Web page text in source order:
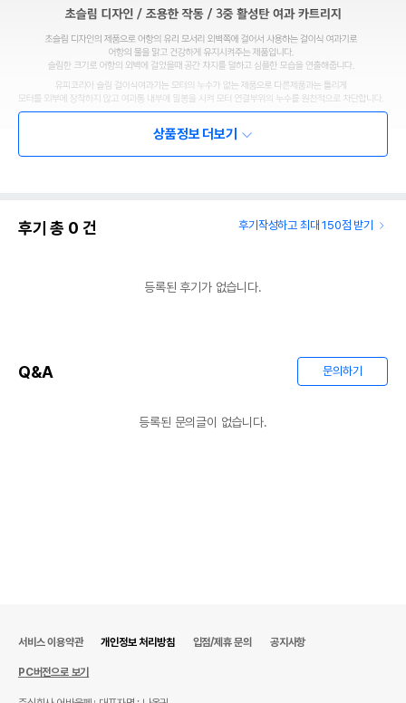
상품정보 더보기
후기 총 0 건 후기작성하고 최대 150점 받기
등록된 후기가 없습니다.
Q&A 문의하기
등록된 문의글이 없습니다.
서비스 이용약관 개인정보 처리방침 입점/제휴 문의 공지사항
PC버전으로 보기